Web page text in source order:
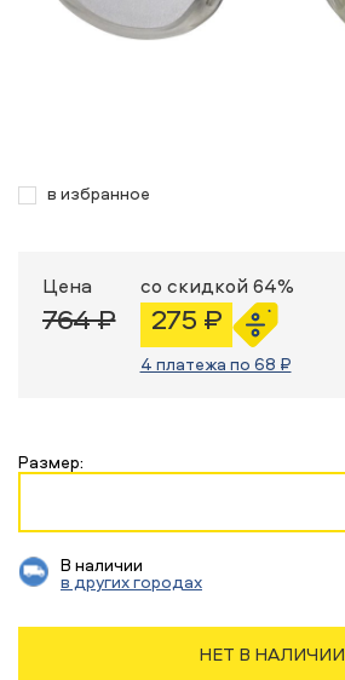
в избранное
Цена
764 ₽
со скидкой 64%
275 ₽
4 платежа по 68 ₽
Размер:
В наличии
в других городах
НЕТ В НАЛИЧИИ